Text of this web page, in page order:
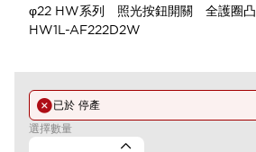
φ22 HW系列 照光按鈕開關 全護圈
HW1L-AF222D2W
已於 停產
選擇數量